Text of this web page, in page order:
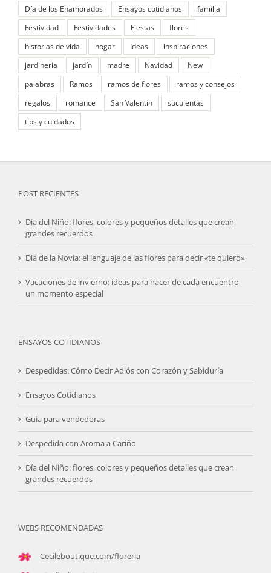
Día de los Enamorados
Ensayos cotidianos
familia
Festividad
Festividades Fiestas
flores
historias de vida
hogar Ideas
inspiraciones
jardineria
jardín madre Navidad
New
palabras
Ramos ramos de flores
ramos y consejos
regalos
romance San Valentín
suculentas
tips y cuidados
POST RECIENTES
Día del Niño: flores, colores y pequeños detalles que crean
grandes recuerdos
Día de la Novia: el lenguaje de las flores para decir «te quiero»
Vacaciones de invierno: ideas para hacer de cada encuentro
un momento especial
ENSAYOS COTIDIANOS
Despedidas: Cómo Decir Adiós con Corazón y Sabiduría
Ensayos Cotidianos
Guia para vendedoras
Despedida con Aroma a Cariño
Día del Niño: flores, colores y pequeños detalles que crean
grandes recuerdos
WEBS RECOMENDADAS
Cecileboutique.com/floreria